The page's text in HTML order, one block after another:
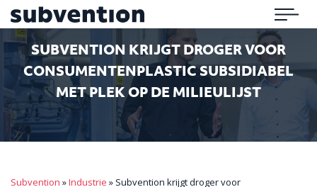
Subvention Menu
SUBVENTION KRIJGT DROGER VOOR
CONSUMENTENPLASTIC SUBSIDIABEL
MET PLEK OP DE MILIEULIJST
Subvention »Industrie » Subvention krijgt droger voor